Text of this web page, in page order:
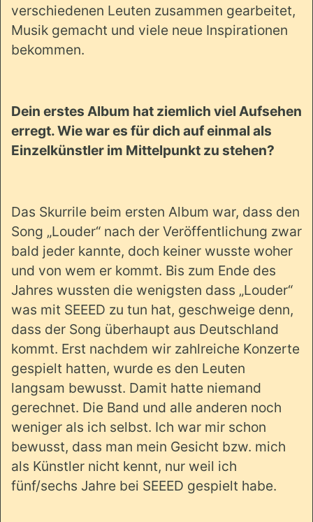
verschiedenen Leuten zusammen gearbeitet,
Musik gemacht und viele neue Inspirationen
bekommen.
Dein erstes Album hat ziemlich viel Aufsehen
erregt. Wie war es für dich auf einmal als
Einzelkünstler im Mittelpunkt zu stehen?
Das Skurrile beim ersten Album war, dass den
Song „Louder“ nach der Veröffentlichung zwar
bald jeder kannte, doch keiner wusste woher
und von wem er kommt. Bis zum Ende des
Jahres wussten die wenigsten dass „Louder“
was mit SEEED zu tun hat, geschweige denn,
dass der Song überhaupt aus Deutschland
kommt. Erst nachdem wir zahlreiche Konzerte
gespielt hatten, wurde es den Leuten
langsam bewusst. Damit hatte niemand
gerechnet. Die Band und alle anderen noch
weniger als ich selbst. Ich war mir schon
bewusst, dass man mein Gesicht bzw. mich
als Künstler nicht kennt, nur weil ich
fünf/sechs Jahre bei SEEED gespielt habe.